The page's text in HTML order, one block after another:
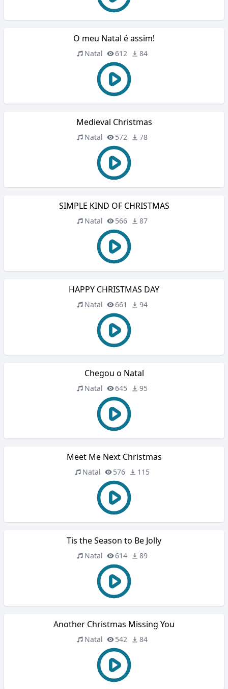
O meu Natal é assim!
Natal 612 84
Medieval Christmas
Natal 572 78
SIMPLE KIND OF CHRISTMAS
Natal 566 87
HAPPY CHRISTMAS DAY
Natal 661 94
Chegou o Natal
Natal 645 95
Meet Me Next Christmas
Natal 576 115
Tis the Season to Be Jolly
Natal 614 89
Another Christmas Missing You
Natal 542 84